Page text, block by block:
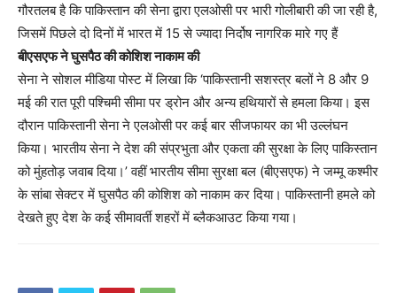
गौरतलब है कि पाकिस्तान की सेना द्वारा एलओसी पर भारी गोलीबारी की जा रही है,
जिसमें पिछले दो दिनों में भारत में 15 से ज्यादा निर्दोष नागरिक मारे गए हैं
बीएसएफ ने घुसपैठ की कोशिश नाकाम की
सेना ने सोशल मीडिया पोस्ट में लिखा कि ‘पाकिस्तानी सशस्त्र बलों ने 8 और 9
मई की रात पूरी पश्चिमी सीमा पर ड्रोन और अन्य हथियारों से हमला किया। इस
दौरान पाकिस्तानी सेना ने एलओसी पर कई बार सीजफायर का भी उल्लंघन
किया। भारतीय सेना ने देश की संप्रभुता और एकता की सुरक्षा के लिए पाकिस्तान
को मुंहतोड़ जवाब दिया।’ वहीं भारतीय सीमा सुरक्षा बल (बीएसएफ) ने जम्मू कश्मीर
के सांबा सेक्टर में घुसपैठ की कोशिश को नाकाम कर दिया। पाकिस्तानी हमले को
देखते हुए देश के कई सीमावर्ती शहरों में ब्लैकआउट किया गया।